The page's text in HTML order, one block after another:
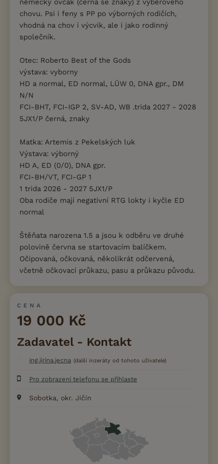
německý ovčák (černá se znaky) z výběrového
chovu. Psi i feny s PP po výborných rodičích,
vhodná na chov i výcvik, ale i jako rodinný
společník.
Otec: Roberto Best of the Gods
výstava: vyborny
HD a normal, ED normal, LÜW 0, DNA gpr., DM
N/N
FCI-BHT, FCI-IGP 2, SV-AD, WB .trida 2027 - 2028
5JX1/P černá, znaky
Matka: Artemis z Pekelských luk
Výstava: výborný
HD A, ED (0/0), DNA gpr.
FCI-BH/VT, FCI-GP 1
1 trida 2026 - 2027 5JX1/P
Oba rodiče mají negativní RTG lokty i kyčle ED
normal
Štěňata narozena 1.5 a jsou k odběru ve druhé
polovině června se startovacím balíčkem.
Očipovaná, očkovaná, několikrát odčervená,
včetně očkovací průkazu, pasu a průkazu původu.
CENA
19 000 Kč
Zadavatel - Kontakt
ing.jirina.jecna (další inzeráty od tohoto uživatele)
Pro zobrazení telefonu se přihlaste
Sobotka, okr. Jičín